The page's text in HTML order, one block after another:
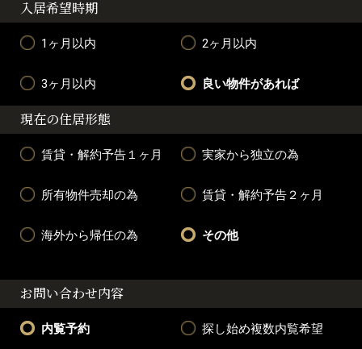
入居希望時期
1ヶ月以内 2ヶ月以内
3ヶ月以内 良い物件があれば
現在の住居形態
賃貸・解約予告１ヶ月 実家から独立の為
所有物件売却の為 賃貸・解約予告２ヶ月
海外から帰任の為 その他
お問い合わせ内容
内覧予約 探し始め複数内覧希望